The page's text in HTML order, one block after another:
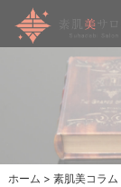
ホーム > 素肌美コラム